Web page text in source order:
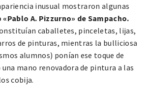
inusual mostraron algunas
A. Pizzurno» de Sampacho.
caballetes, pinceletas, lijas,
de pinturas, mientras la bulliciosa
alumnos) ponían ese toque de
mano renovadora de pintura a las
cobija.